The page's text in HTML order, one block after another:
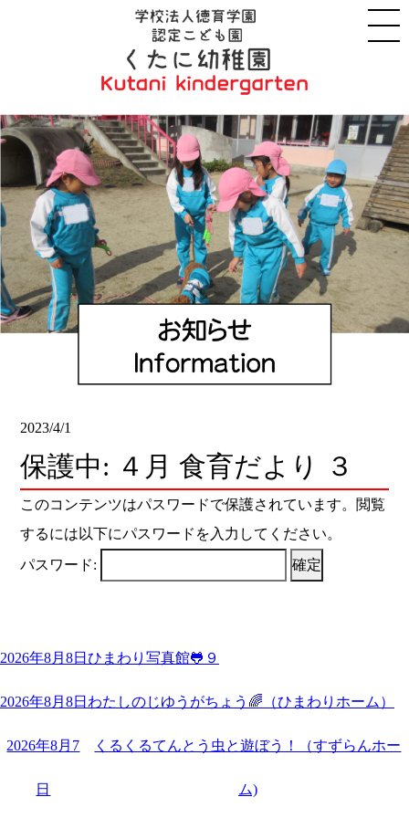
2023/4/1
保護中: ４月 食育だより ３
このコンテンツはパスワードで保護されています。閲覧
するには以下にパスワードを入力してください。
パスワード:
2026年8月8日 ひまわり写真館🐸９
2026年8月8日 わたしのじゆうがちょう🌈（ひまわりホーム）
2026年8月7
日
くるくるてんとう虫と遊ぼう！（すずらんホー
ム)